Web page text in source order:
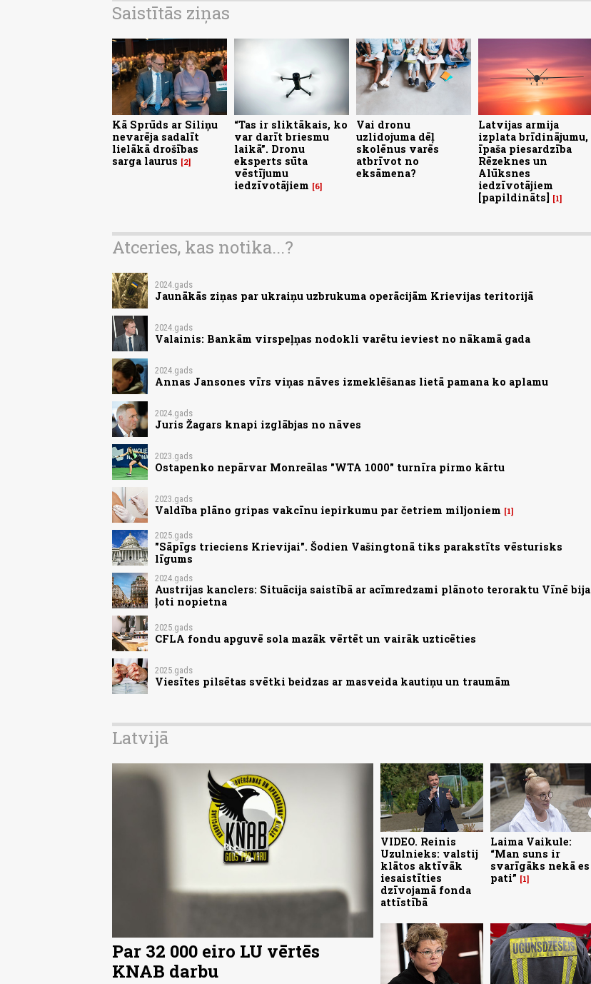
Saistītās ziņas
Kā Sprūds ar Siliņu
nevarēja sadalīt
lielākā drošības
sarga laurus
2
“Tas ir sliktākais, ko
var darīt briesmu
laikā”. Dronu
eksperts sūta
vēstījumu
iedzīvotājiem
6
Vai dronu
uzlidojuma dēļ
skolēnus varēs
atbrīvot no
eksāmena?
Latvijas armija
izplata brīdinājumu,
īpaša piesardzība
Rēzeknes un
Alūksnes
iedzīvotājiem
[papildināts]
1
Atceries, kas notika...?
2024.gads
Jaunākās ziņas par ukraiņu uzbrukuma operācijām Krievijas teritorijā
2024.gads
Valainis: Bankām virspeļņas nodokli varētu ieviest no nākamā gada
2024.gads
Annas Jansones vīrs viņas nāves izmeklēšanas lietā pamana ko aplamu
2024.gads
Juris Žagars knapi izglābjas no nāves
2023.gads
Ostapenko nepārvar Monreālas "WTA 1000" turnīra pirmo kārtu
2023.gads
Valdība plāno gripas vakcīnu iepirkumu par četriem miljoniem 1
2025.gads
"Sāpīgs trieciens Krievijai". Šodien Vašingtonā tiks parakstīts vēsturisks
līgums
2024.gads
Austrijas kanclers: Situācija saistībā ar acīmredzami plānoto teroraktu Vīnē bija
ļoti nopietna
2025.gads
CFLA fondu apguvē sola mazāk vērtēt un vairāk uzticēties
2025.gads
Viesītes pilsētas svētki beidzas ar masveida kautiņu un traumām
Latvijā
Par 32 000 eiro LU vērtēs
KNAB darbu
VIDEO. Reinis
Uzulnieks: valstij
klātos aktīvāk
iesaistīties
dzīvojamā fonda
attīstībā
Laima Vaikule:
“Man suns ir
svarīgāks nekā es
pati”
1